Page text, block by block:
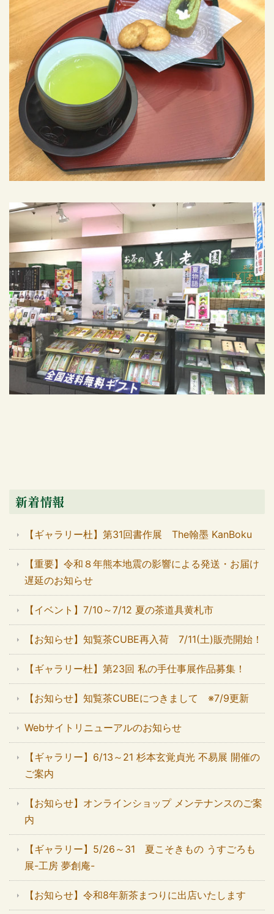
新着情報
【ギャラリー杜】第31回書作展 The翰墨 KanBoku
【重要】令和８年熊本地震の影響による発送・お届け
遅延のお知らせ
【イベント】7/10～7/12 夏の茶道具黄札市
【お知らせ】知覧茶CUBE再入荷 7/11(土)販売開始！
【ギャラリー杜】第23回 私の手仕事展作品募集！
【お知らせ】知覧茶CUBEにつきまして ※7/9更新
Webサイトリニューアルのお知らせ
【ギャラリー】6/13～21 杉本玄覚貞光 不易展 開催の
ご案内
【お知らせ】オンラインショップ メンテナンスのご案
内
【ギャラリー】5/26～31 夏こそきもの うすごろも
展-工房 夢創庵-
【お知らせ】令和8年新茶まつりに出店いたします